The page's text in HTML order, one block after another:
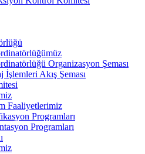
Organizasyon Şeması
İşlemleri Akış Şeması
Faaliyetlerimiz
Programları
Programları